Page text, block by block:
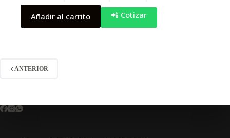
Añadir al carrito 📲 Cotizar
ANTERIOR